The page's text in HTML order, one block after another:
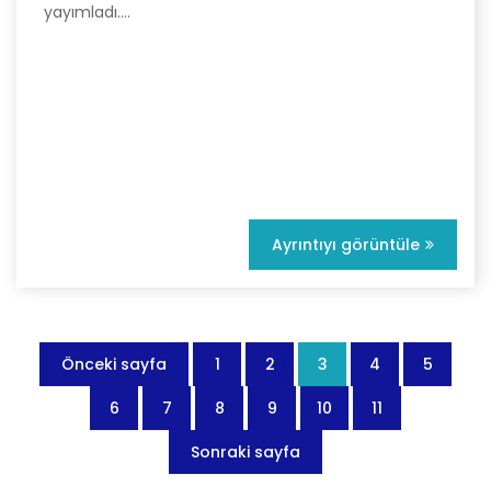
yayımladı....
Ayrıntıyı görüntüle
Önceki sayfa 1 2 3 4
5
6
7 8 9 10
11
Sonraki sayfa